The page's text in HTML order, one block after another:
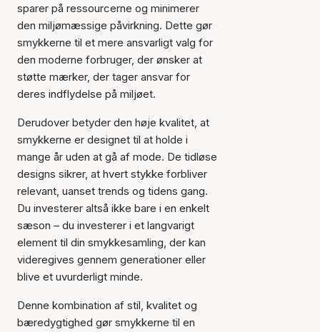
sparer på ressourcerne og minimerer
den miljømæssige påvirkning. Dette gør
smykkerne til et mere ansvarligt valg for
den moderne forbruger, der ønsker at
støtte mærker, der tager ansvar for
deres indflydelse på miljøet.
Derudover betyder den høje kvalitet, at
smykkerne er designet til at holde i
mange år uden at gå af mode. De tidløse
designs sikrer, at hvert stykke forbliver
relevant, uanset trends og tidens gang.
Du investerer altså ikke bare i en enkelt
sæson – du investerer i et langvarigt
element til din smykkesamling, der kan
videregives gennem generationer eller
blive et uvurderligt minde.
Denne kombination af stil, kvalitet og
bæredygtighed gør smykkerne til en